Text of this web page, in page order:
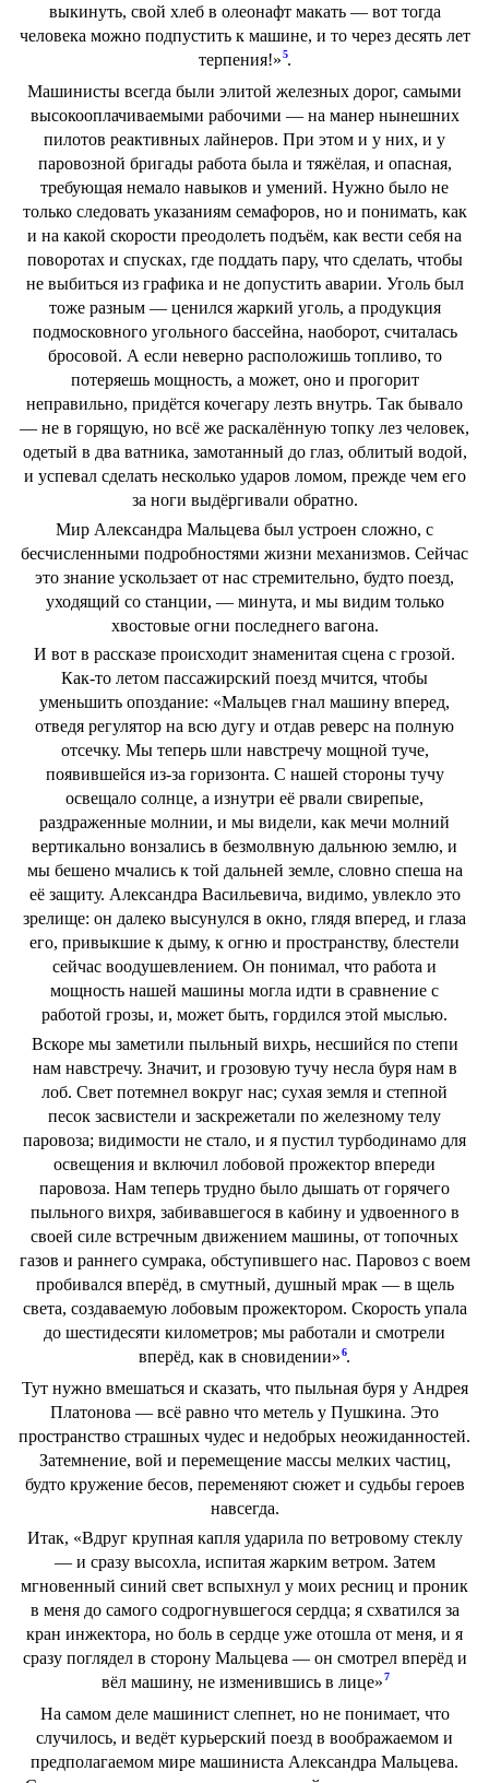
выкинуть, свой хлеб в олеонафт макать — вот тогда
человека можно подпустить к машине, и то через десять лет
терпения!»5.
Машинисты всегда были элитой железных дорог, самыми
высокооплачиваемыми рабочими — на манер нынешних
пилотов реактивных лайнеров. При этом и у них, и у
паровозной бригады работа была и тяжёлая, и опасная,
требующая немало навыков и умений. Нужно было не
только следовать указаниям семафоров, но и понимать, как
и на какой скорости преодолеть подъём, как вести себя на
поворотах и спусках, где поддать пару, что сделать, чтобы
не выбиться из графика и не допустить аварии. Уголь был
тоже разным — ценился жаркий уголь, а продукция
подмосковного угольного бассейна, наоборот, считалась
бросовой. А если неверно расположишь топливо, то
потеряешь мощность, а может, оно и прогорит
неправильно, придётся кочегару лезть внутрь. Так бывало
— не в горящую, но всё же раскалённую топку лез человек,
одетый в два ватника, замотанный до глаз, облитый водой,
и успевал сделать несколько ударов ломом, прежде чем его
за ноги выдёргивали обратно.
Мир Александра Мальцева был устроен сложно, с
бесчисленными подробностями жизни механизмов. Сейчас
это знание ускользает от нас стремительно, будто поезд,
уходящий со станции, — минута, и мы видим только
хвостовые огни последнего вагона.
И вот в рассказе происходит знаменитая сцена с грозой.
Как-то летом пассажирский поезд мчится, чтобы
уменьшить опоздание: «Мальцев гнал машину вперед,
отведя регулятор на всю дугу и отдав реверс на полную
отсечку. Мы теперь шли навстречу мощной туче,
появившейся из-за горизонта. С нашей стороны тучу
освещало солнце, а изнутри её рвали свирепые,
раздраженные молнии, и мы видели, как мечи молний
вертикально вонзались в безмолвную дальнюю землю, и
мы бешено мчались к той дальней земле, словно спеша на
её защиту. Александра Васильевича, видимо, увлекло это
зрелище: он далеко высунулся в окно, глядя вперед, и глаза
его, привыкшие к дыму, к огню и пространству, блестели
сейчас воодушевлением. Он понимал, что работа и
мощность нашей машины могла идти в сравнение с
работой грозы, и, может быть, гордился этой мыслью.
Вскоре мы заметили пыльный вихрь, несшийся по степи
нам навстречу. Значит, и грозовую тучу несла буря нам в
лоб. Свет потемнел вокруг нас; сухая земля и степной
песок засвистели и заскрежетали по железному телу
паровоза; видимости не стало, и я пустил турбодинамо для
освещения и включил лобовой прожектор впереди
паровоза. Нам теперь трудно было дышать от горячего
пыльного вихря, забивавшегося в кабину и удвоенного в
своей силе встречным движением машины, от топочных
газов и раннего сумрака, обступившего нас. Паровоз с воем
пробивался вперёд, в смутный, душный мрак — в щель
света, создаваемую лобовым прожектором. Скорость упала
до шестидесяти километров; мы работали и смотрели
вперёд, как в сновидении» 6.
Тут нужно вмешаться и сказать, что пыльная буря у Андрея
Платонова — всё равно что метель у Пушкина. Это
пространство страшных чудес и недобрых неожиданностей.
Затемнение, вой и перемещение массы мелких частиц,
будто кружение бесов, переменяют сюжет и судьбы героев
навсегда.
Итак, «Вдруг крупная капля ударила по ветровому стеклу
— и сразу высохла, испитая жарким ветром. Затем
мгновенный синий свет вспыхнул у моих ресниц и проник
в меня до самого содрогнувшегося сердца; я схватился за
кран инжектора, но боль в сердце уже отошла от меня, и я
сразу поглядел в сторону Мальцева — он смотрел вперёд и
вёл машину, не изменившись в лице»7
На самом деле машинист слепнет, но не понимает, что
случилось, и ведёт курьерский поезд в воображаемом и
предполагаемом мире машиниста Александра Мальцева.